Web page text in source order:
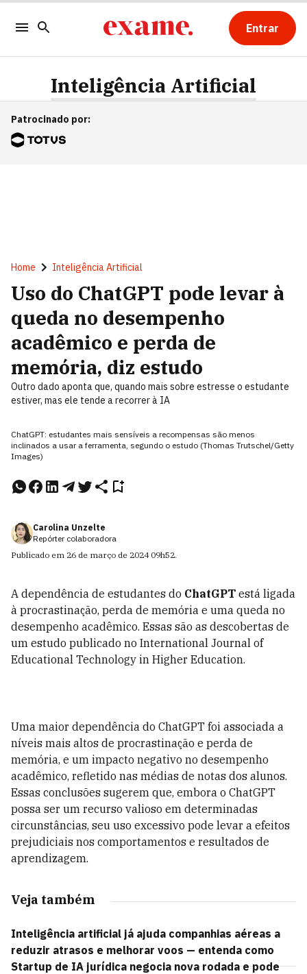
Entrar
Inteligência Artificial
Patrocinado por:
Home Inteligência Artificial
Uso do ChatGPT pode levar à
queda no desempenho
acadêmico e perda de
memória, diz estudo
Outro dado aponta que, quando mais sobre estresse o estudante
estiver, mas ele tende a recorrer à IA
ChatGPT: estudantes mais sensíveis a recompensas são menos
inclinados a usar a ferramenta, segundo o estudo (Thomas Trutschel/Getty
Images)
Carolina Unzelte
Repórter colaboradora
Publicado em 26 de março de 2024 09h52.
A dependência de estudantes do ChatGPT está ligada
à procrastinação, perda de memória e uma queda no
desempenho acadêmico. Essas são as descobertas de
um estudo publicado no International Journal of
Educational Technology in Higher Education.
Uma maior dependência do ChatGPT foi associada a
níveis mais altos de procrastinação e perda de
memória, e um impacto negativo no desempenho
acadêmico, refletido nas médias de notas dos alunos.
Essas conclusões sugerem que, embora o ChatGPT
possa ser um recurso valioso em determinadas
circunstâncias, seu uso excessivo pode levar a efeitos
prejudiciais nos comportamentos e resultados de
aprendizagem.
Veja também
Inteligência artificial já ajuda companhias aéreas a
reduzir atrasos e melhorar voos — entenda como
Startup de IA jurídica negocia nova rodada e pode